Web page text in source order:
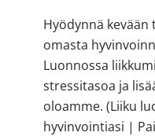
Hyödynnä
omasta
Luonnossa
stressitasoa ja
oloamme. (Liiku
hyvinvointiasi |